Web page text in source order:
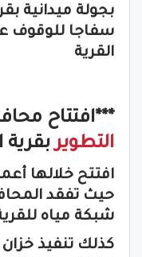
سفاجا للوقوف
القرية
***افتتاح
التطويربقرية
افتتح خلالها
حيث تفقد
شبكة مياه